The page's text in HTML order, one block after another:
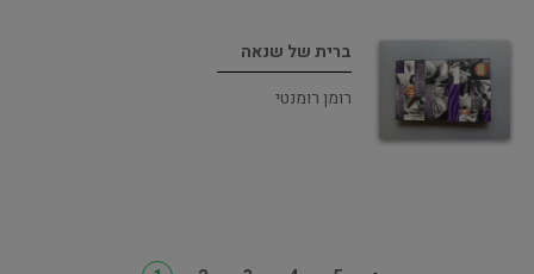
ברית של שנאה
רומן רומנטי